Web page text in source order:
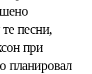
песни,
при
планировал